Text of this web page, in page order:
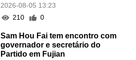
2026-08-05 13:23
210
0
Sam Hou Fai tem encontro com
governador e secretário do
Partido em Fujian